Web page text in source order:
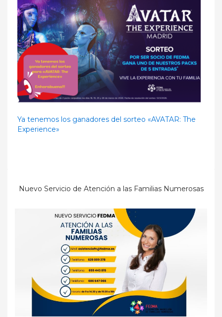
Ya tenemos los ganadores del sorteo «AVATAR: The
Experience»
Nuevo Servicio de Atención a las Familias Numerosas